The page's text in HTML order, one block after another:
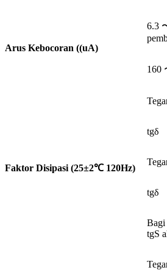
Arus Kebocoran ((uA)
6.3
160
Faktor Disipasi (25±2℃ 120Hz)
tgδ
tgδ
Bagi
tgS